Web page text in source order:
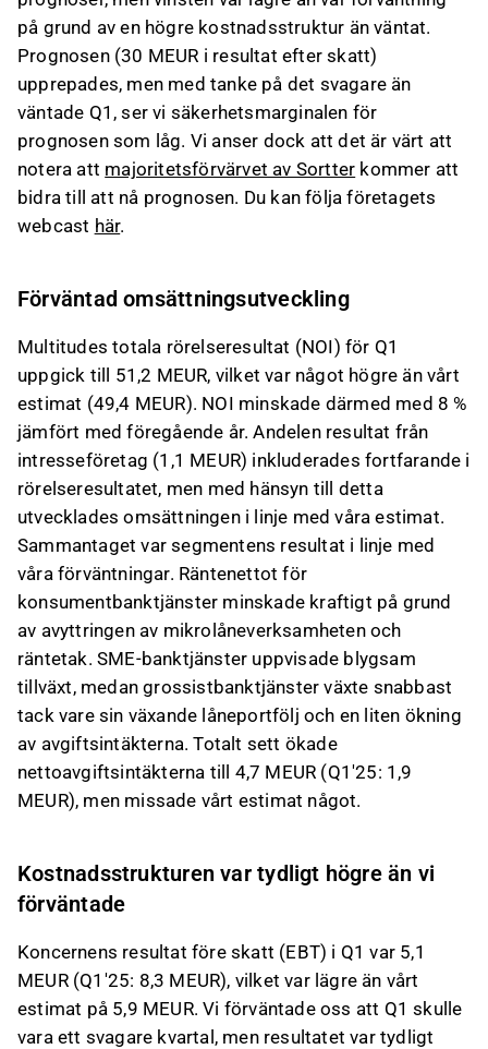
på grund av en högre kostnadsstruktur än väntat.
Prognosen (30 MEUR i resultat efter skatt)
upprepades, men med tanke på det svagare än
väntade Q1, ser vi säkerhetsmarginalen för
prognosen som låg. Vi anser dock att det är värt att
notera att majoritetsförvärvet av Sortter kommer att
bidra till att nå prognosen. Du kan följa företagets
webcast här.
Förväntad omsättningsutveckling
Multitudes totala rörelseresultat (NOI) för Q1
uppgick till 51,2 MEUR, vilket var något högre än vårt
estimat (49,4 MEUR). NOI minskade därmed med 8 %
jämfört med föregående år. Andelen resultat från
intresseföretag (1,1 MEUR) inkluderades fortfarande i
rörelseresultatet, men med hänsyn till detta
utvecklades omsättningen i linje med våra estimat.
Sammantaget var segmentens resultat i linje med
våra förväntningar. Räntenettot för
konsumentbanktjänster minskade kraftigt på grund
av avyttringen av mikrolåneverksamheten och
räntetak. SME-banktjänster uppvisade blygsam
tillväxt, medan grossistbanktjänster växte snabbast
tack vare sin växande låneportfölj och en liten ökning
av avgiftsintäkterna. Totalt sett ökade
nettoavgiftsintäkterna till 4,7 MEUR (Q1'25: 1,9
MEUR), men missade vårt estimat något.
Kostnadsstrukturen var tydligt högre än vi
förväntade
Koncernens resultat före skatt (EBT) i Q1 var 5,1
MEUR (Q1'25: 8,3 MEUR), vilket var lägre än vårt
estimat på 5,9 MEUR. Vi förväntade oss att Q1 skulle
vara ett svagare kvartal, men resultatet var tydligt